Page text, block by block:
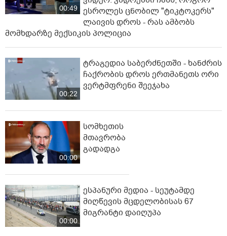
00:49
ესროლეს ცნობილ "ტიკტოკერს"
ლაივის დროს - რას ამბობს
მომხდარზე მექსიკის პოლიცია
00:22
ტრაგედია საბერძნეთში - ხანძრის
ჩაქრობის დროს ერთმანეთს ორი
ვერტმფრენი შეეჯახა
00:00
სომხეთის
მთავრობა
გადადგა
00:00
ესპანური მედია - სეუტამდე
მიღწევის მცდელობისას 67
მიგრანტი დაიღუპა